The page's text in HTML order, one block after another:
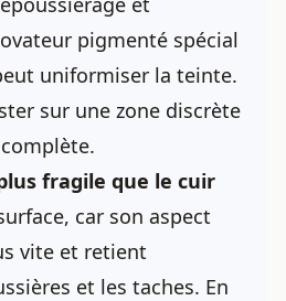
pigmenté spécial
uniformiser la teinte.
sur une zone discrète
fragile que le cuir
car son aspect
vite et retient
et les taches. En